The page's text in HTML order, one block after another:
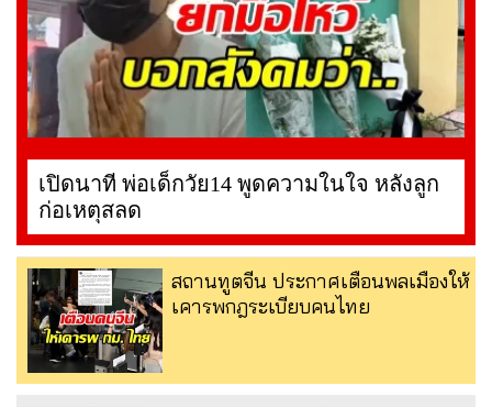
เปิดนาที พ่อเด็กวัย14 พูดความในใจ หลังลูก
ก่อเหตุสลด
สถานทูตจีน ประกาศเตือนพลเมืองให้
เคารพกฎระเบียบคนไทย